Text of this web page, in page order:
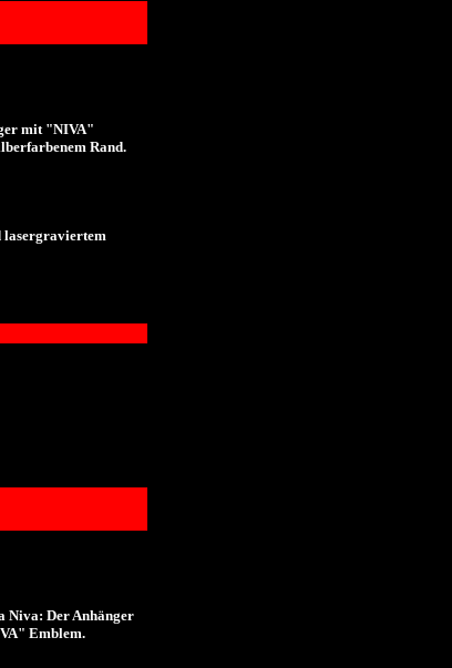
mit "NIVA"
Rand.
lasergraviertem
Niva: Der Anhänger
Emblem.